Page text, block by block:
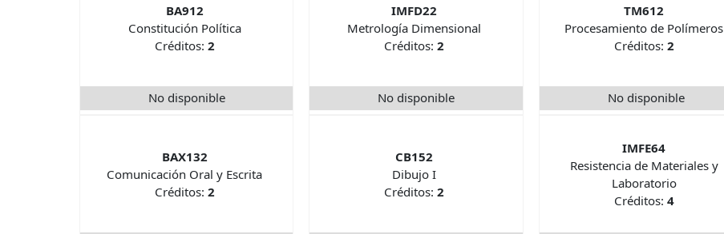
BA912
Constitución Política
Créditos: 2
No disponible
BAX132
Comunicación Oral y Escrita
Créditos: 2
IMFD22
Metrología Dimensional
Créditos:2
No disponible
CB152
Dibujo I
Créditos:2
TM612
Procesamiento de Polímeros
Créditos: 2
No disponible
IMFE64
Resistencia de Materiales y
Laboratorio
Créditos: 4